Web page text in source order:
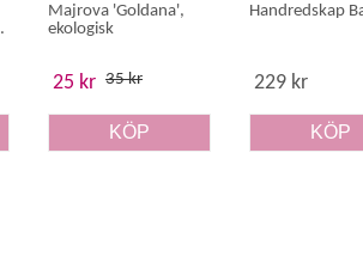
Majrova 'Goldana',
ekologisk
25 kr 35 kr
KÖP
Handredskap
229 kr
KÖP